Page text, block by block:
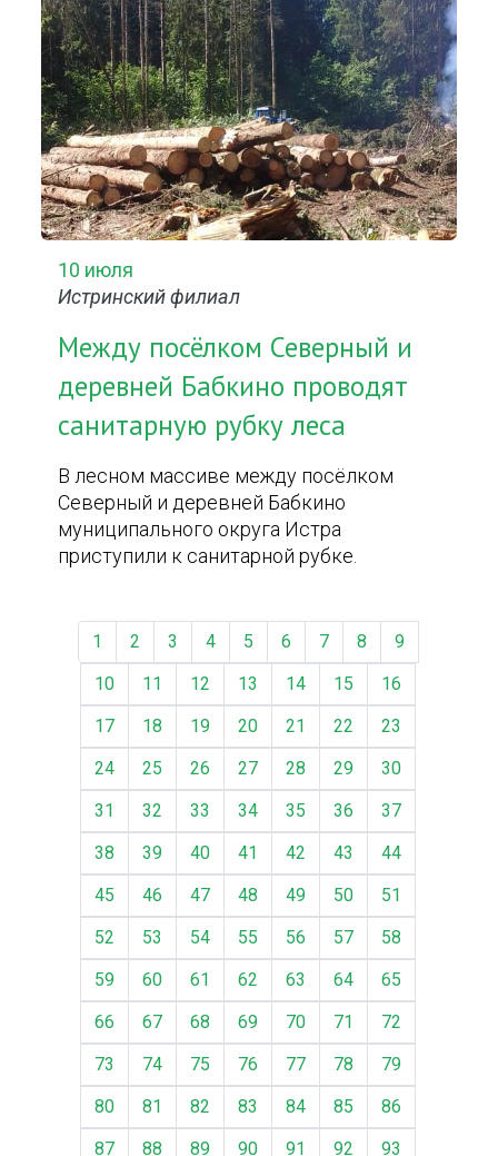
10 июля
Истринский филиал
Между посёлком Северный и
деревней Бабкино проводят
санитарную рубку леса
В лесном массиве между посёлком
Северный и деревней Бабкино
муниципального округа Истра
приступили к санитарной рубке.
1 2 3 4 5 6 7 8
9
10
11 12 13 14 15
16
17
18 19 20 21 22
23
24
25 26 27 28 29
30
31
32 33 34 35 36
37
38
39 40 41 42 43
44
45
46 47 48 49 50
51
52
53 54 55 56 57
58
59
60 61 62 63 64
65
66
67 68 69 70 71
72
73
74 75 76 77 78
79
80
81 82 83 84 85
86
87
88 89 90 91 92
93